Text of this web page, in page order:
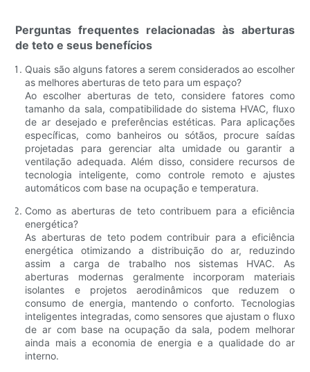
Perguntas frequentes relacionadas às aberturas
de teto e seus benefícios
Quais são alguns fatores a serem considerados ao escolher
as melhores aberturas de teto para um espaço?
Ao escolher aberturas de teto, considere fatores como
tamanho da sala, compatibilidade do sistema HVAC, fluxo
de ar desejado e preferências estéticas. Para aplicações
específicas, como banheiros ou sótãos, procure saídas
projetadas para gerenciar alta umidade ou garantir a
ventilação adequada. Além disso, considere recursos de
tecnologia inteligente, como controle remoto e ajustes
automáticos com base na ocupação e temperatura.
Como as aberturas de teto contribuem para a eficiência
energética?
As aberturas de teto podem contribuir para a eficiência
energética otimizando a distribuição do ar, reduzindo
assim a carga de trabalho nos sistemas HVAC. As
aberturas modernas geralmente incorporam materiais
isolantes e projetos aerodinâmicos que reduzem o
consumo de energia, mantendo o conforto. Tecnologias
inteligentes integradas, como sensores que ajustam o fluxo
de ar com base na ocupação da sala, podem melhorar
ainda mais a economia de energia e a qualidade do ar
interno.